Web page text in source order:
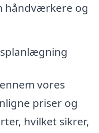
håndværkere og
vores
priser og
hvilket sikrer,